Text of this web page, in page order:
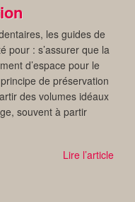
les guides de
pour : s’assurer que la
d’espace pour le
de préservation
des volumes idéaux
souvent à partir
Lire l’article